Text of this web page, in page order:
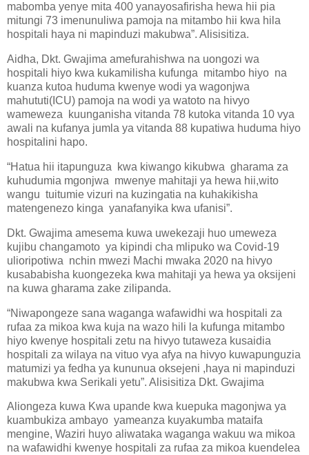
mabomba yenye mita 400 yanayosafirisha hewa hii pia
mitungi 73 imenunuliwa pamoja na mitambo hii kwa hila
hospitali haya ni mapinduzi makubwa”. Alisisitiza.
Aidha, Dkt. Gwajima amefurahishwa na uongozi wa
hospitali hiyo kwa kukamilisha kufunga mitambo hiyo na
kuanza kutoa huduma kwenye wodi ya wagonjwa
mahututi(ICU) pamoja na wodi ya watoto na hivyo
wameweza kuunganisha vitanda 78 kutoka vitanda 10 vya
awali na kufanya jumla ya vitanda 88 kupatiwa huduma hiyo
hospitalini hapo.
“Hatua hii itapunguza kwa kiwango kikubwa gharama za
kuhudumia mgonjwa mwenye mahitaji ya hewa hii,wito
wangu tuitumie vizuri na kuzingatia na kuhakikisha
matengenezo kinga yanafanyika kwa ufanisi”.
Dkt. Gwajima amesema kuwa uwekezaji huo umeweza
kujibu changamoto ya kipindi cha mlipuko wa Covid-19
ulioripotiwa nchin mwezi Machi mwaka 2020 na hivyo
kusababisha kuongezeka kwa mahitaji ya hewa ya oksijeni
na kuwa gharama zake zilipanda.
“Niwapongeze sana waganga wafawidhi wa hospitali za
rufaa za mikoa kwa kuja na wazo hili la kufunga mitambo
hiyo kwenye hospitali zetu na hivyo tutaweza kusaidia
hospitali za wilaya na vituo vya afya na hivyo kuwapunguzia
matumizi ya fedha ya kununua oksejeni ,haya ni mapinduzi
makubwa kwa Serikali yetu”. Alisisitiza Dkt. Gwajima
Aliongeza kuwa Kwa upande kwa kuepuka magonjwa ya
kuambukiza ambayo yameanza kuyakumba mataifa
mengine, Waziri huyo aliwataka waganga wakuu wa mikoa
na wafawidhi kwenye hospitali za rufaa za mikoa kuendelea